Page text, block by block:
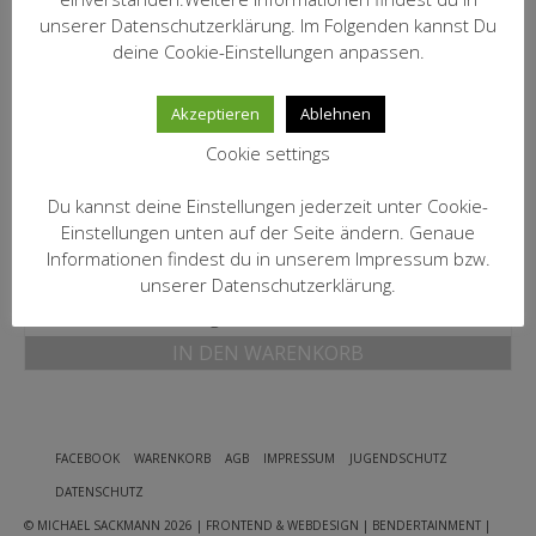
MEIN KONTO
Datenschutzbelehrung
Widerrufsbelehrung
Zahlungsarten
WEIN-ABO
WEINSEMINARE
ZUR PERSON
inkl. 19 % MwSt.
zzgl.Versandkosten
IN DEN WARENKORB
Il Marroneto
95,00 €
inkl. 19 % MwSt.
IN DEN WARENKORB
FACEBOOK WARENKORB AGB IMPRESSUM
JUGENDSCHUTZ
DATENSCHUTZ
© MICHAEL SACKMANN 2026 | FRONTEND & WEBDESIGN | BENDERTAINMENT |
unserer Datenschutzerklärung. Im Folgenden kannst Du
deine Cookie-Einstellungen anpassen.
Akzeptieren Ablehnen
Cookie settings
Du kannst deine Einstellungen jederzeit unter Cookie-
Einstellungen unten auf der Seite ändern. Genaue
Informationen findest du in unserem Impressum bzw.
unserer Datenschutzerklärung.